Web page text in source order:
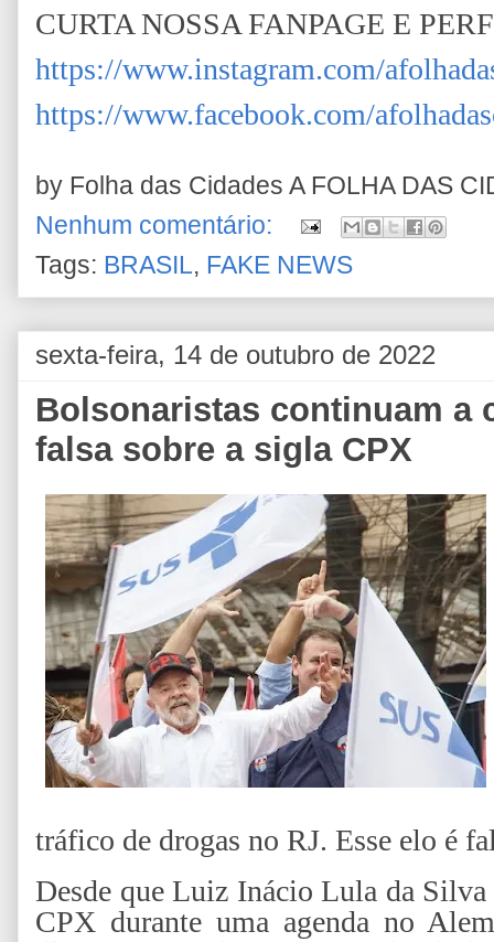
CURTA NOSSA FANPAGE E
https://www.instagram.com/
https://www.facebook.com/
by Folha das Cidades A FOLHA DAS
Nenhum comentário:
Tags: BRASIL, FAKE NEWS
sexta-feira, 14 de outubro de 2022
Bolsonaristas continuam a
falsa sobre a sigla CPX
tráfico de drogas no RJ. Esse elo é
Desde que Luiz Inácio Lula da Silva
CPX durante uma agenda no